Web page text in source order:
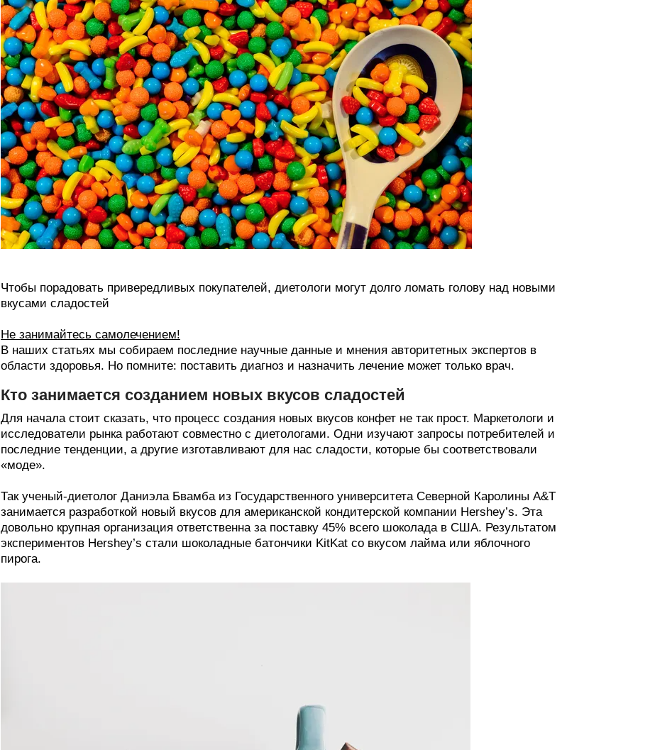
Чтобы порадовать привередливых покупателей, диетологи могут долго ломать голову над новыми
вкусами сладостей
Не занимайтесь самолечением!
В наших статьях мы собираем последние научные данные и мнения авторитетных экспертов в
области здоровья. Но помните: поставить диагноз и назначить лечение может только врач.
Кто занимается созданием новых вкусов сладостей
Для начала стоит сказать, что процесс создания новых вкусов конфет не так прост. Маркетологи и
исследователи рынка работают совместно с диетологами. Одни изучают запросы потребителей и
последние тенденции, а другие изготавливают для нас сладости, которые бы соответствовали
«моде».
Так ученый-диетолог Даниэла Бвамба из Государственного университета Северной Каролины A&T
занимается разработкой новый вкусов для американской кондитерской компании Hershey’s. Эта
довольно крупная организация ответственна за поставку 45% всего шоколада в США. Результатом
экспериментов Hershey’s стали шоколадные батончики KitKat со вкусом лайма или яблочного
пирога.